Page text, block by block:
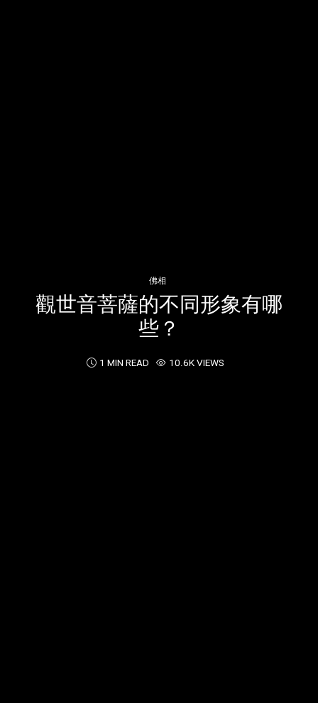
佛相
觀世音菩薩的不同形象有哪
些？
1 MIN READ 10.6K VIEWS